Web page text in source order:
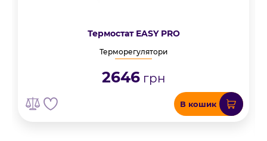
Термостат EASY PRO
Терморегулятори
2646грн
В кошик